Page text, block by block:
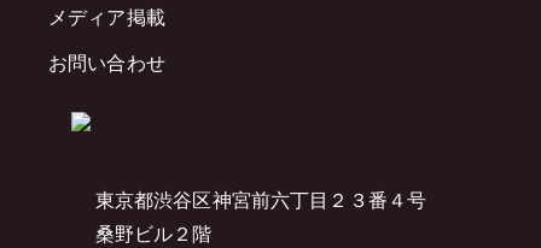
東京都渋谷区神宮前六丁目２３番４号
桑野ビル２階
メディア掲載
お問い合わせ